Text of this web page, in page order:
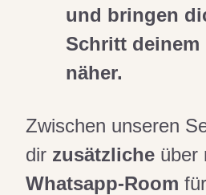
und bringen
Schritt
näher.
Zwischen unseren
dir zusätzliche über
Whatsapp-Room